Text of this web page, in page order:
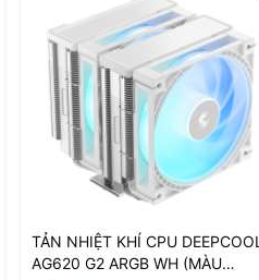
TẢN NHIỆT KHÍ CPU DEEPCOOL
AG620 G2 ARGB WH (MÀU